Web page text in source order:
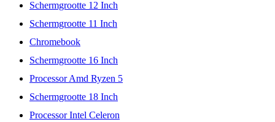
Schermgrootte 12 Inch
Schermgrootte 11 Inch
Chromebook
Schermgrootte 16 Inch
Processor Amd Ryzen 5
Schermgrootte 18 Inch
Processor Intel Celeron